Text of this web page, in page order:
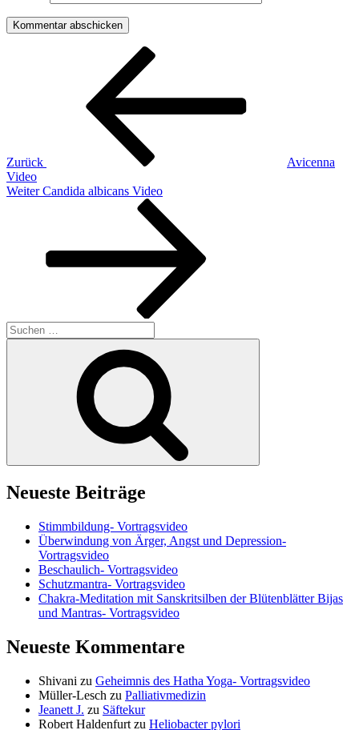
Beitragsnavigation
Zurück
Avicenna
Video
Nächster
Weiter Candida albicans Video
Suchen
nach:
Neueste Beiträge
Stimmbildung- Vortragsvideo
Überwindung von Ärger, Angst und Depression-
Vortragsvideo
Beschaulich- Vortragsvideo
Schutzmantra- Vortragsvideo
Chakra-Meditation mit Sanskritsilben der Blütenblätter Bijas
und Mantras- Vortragsvideo
Neueste Kommentare
Shivani zu Geheimnis des Hatha Yoga- Vortragsvideo
Müller-Lesch zu Palliativmedizin
Jeanett J. zu Säftekur
Robert Haldenfurt zu Heliobacter pylori